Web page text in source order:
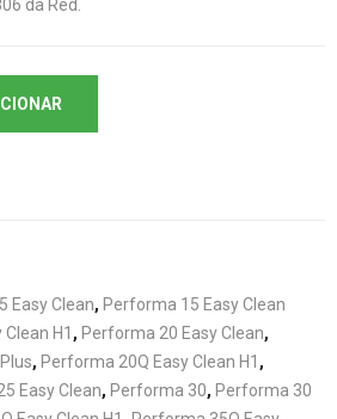
da Red.
Easy Clean, Performa 15 Easy Clean
H1 , Performa 20 Easy Clean,
, Performa 20Q Easy Clean H1 ,
Easy Clean, Performa 30, Performa 30